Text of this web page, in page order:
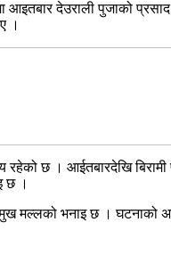
आइतबार देउराली पुजाको
।
रहेको छ । आईतबारदेखि
छ ।
मल्लको भनाइ छ । घटनाको